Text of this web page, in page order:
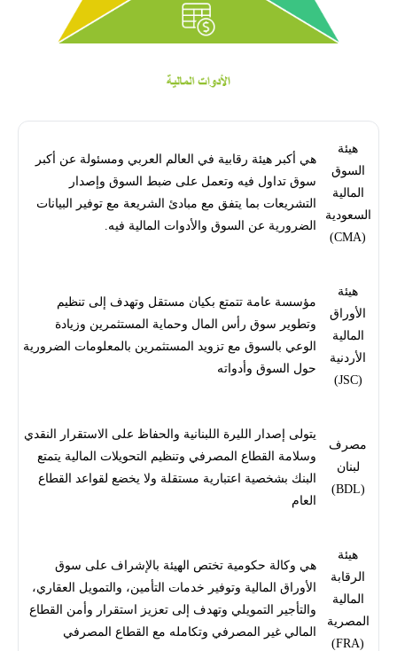
هيئة
السوق
المالية
السعودية
(CMA)
هي أكبر هيئة رقابية في العالم العربي ومسئولة عن أكبر
سوق تداول فيه وتعمل على ضبط السوق وإصدار
التشريعات بما يتفق مع مبادئ الشريعة مع توفير البيانات
الضرورية عن السوق والأدوات المالية فيه.
هيئة
الأوراق
المالية
الأردنية
(JSC)
مؤسسة عامة تتمتع بكيان مستقل وتهدف إلى تنظيم
وتطوير سوق رأس المال وحماية المستثمرين وزيادة
الوعي بالسوق مع تزويد المستثمرين بالمعلومات الضرورية
حول السوق وأدواته
مصرف
لبنان
(BDL)
يتولى إصدار الليرة اللبنانية والحفاظ على الاستقرار النقدي
وسلامة القطاع المصرفي وتنظيم التحويلات المالية يتمتع
البنك بشخصية اعتبارية مستقلة ولا يخضع لقواعد القطاع
العام
هيئة
الرقابة
المالية
المصرية
(FRA)
هي وكالة حكومية تختص الهيئة بالإشراف على سوق
الأوراق المالية وتوفير خدمات التأمين، والتمويل العقاري،
والتأجير التمويلي وتهدف إلى تعزيز استقرار وأمن القطاع
المالي غير المصرفي وتكامله مع القطاع المصرفي